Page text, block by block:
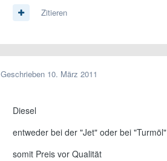
Zitieren
Geschrieben 10. März 2011
Diesel
entweder bei der "Jet" oder bei "Turmöl"
somit Preis vor Qualität